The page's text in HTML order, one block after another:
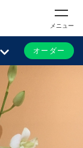
メニュー
オーダー